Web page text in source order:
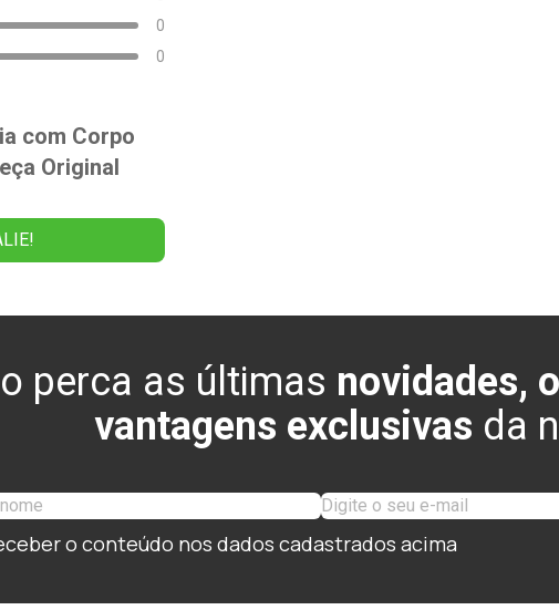
0
0
com Corpo
Original
perca as últimas novidades,
vantagens exclusivas da
o conteúdo nos dados cadastrados acima